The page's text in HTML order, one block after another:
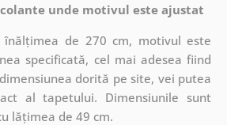
unde motivul este ajustat
înălțimea de 270 cm, motivul este
specificată, cel mai adesea fiind
dorită pe site, vei putea
al tapetului. Dimensiunile sunt
lățimea de 49 cm.